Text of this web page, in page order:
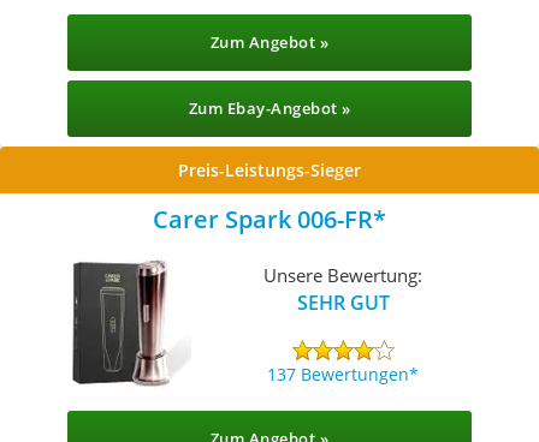
Zum Angebot »
Zum Ebay-Angebot »
Preis-Leistungs-Sieger
Carer Spark ‎006-FR
Unsere Bewertung:
SEHR GUT
137 Bewertungen